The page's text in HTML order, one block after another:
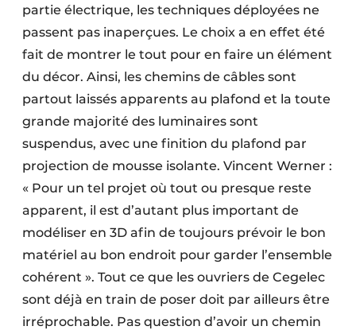
partie électrique, les techniques déployées ne
passent pas inaperçues. Le choix a en effet été
fait de montrer le tout pour en faire un élément
du décor. Ainsi, les chemins de câbles sont
partout laissés apparents au plafond et la toute
grande majorité des luminaires sont
suspendus, avec une finition du plafond par
projection de mousse isolante. Vincent Werner :
« Pour un tel projet où tout ou presque reste
apparent, il est d’autant plus important de
modéliser en 3D afin de toujours prévoir le bon
matériel au bon endroit pour garder l’ensemble
cohérent ». Tout ce que les ouvriers de Cegelec
sont déjà en train de poser doit par ailleurs être
irréprochable. Pas question d’avoir un chemin